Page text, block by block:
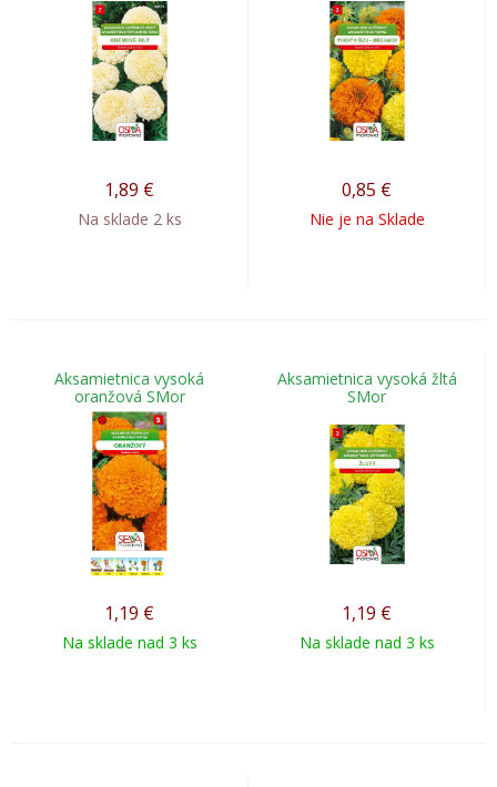
1,89 €
Na sklade 2 ks
0,85 €
Nie je na Sklade
Aksamietnica vysoká
oranžová SMor
1,19 €
Na sklade nad 3 ks
Aksamietnica vysoká žltá
SMor
1,19 €
Na sklade nad 3 ks